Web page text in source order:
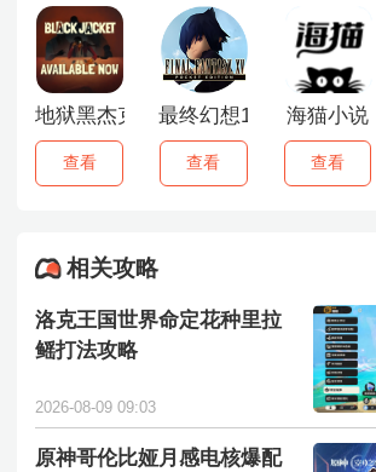
地狱黑杰克
查看
最终幻想15口袋版
查看
海猫小说
查看
相关攻略
洛克王国世界命定花种里拉
鳐打法攻略
2026-08-09 09:03
原神哥伦比娅月感电核爆配